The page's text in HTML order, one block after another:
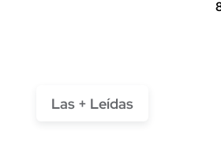
Las + Leídas